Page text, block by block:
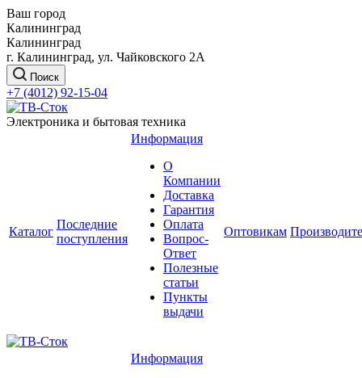
Ваш город
Калининград
Калининград
г. Калининград, ул. Чайковского 2А
Поиск
+7 (4012) 92-15-04
Электроника и бытовая техника
Каталог
Последние
поступления
Информация
О
Компании
Доставка
Гарантия
Оплата
Вопрос-
Ответ
Полезные
статьи
Пункты
выдачи
Оптовикам
Информация